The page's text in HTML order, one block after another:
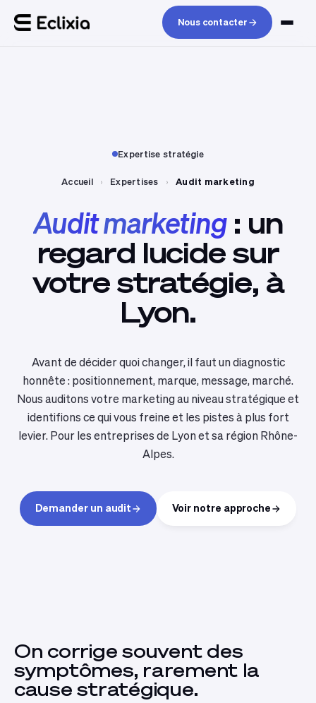
Nous contacter
Expertise stratégie
Accueil › Expertises › Audit marketing
Auditmarketing : un
regard lucide sur
votre stratégie, à
Lyon.
Avant de décider quoi changer, il faut un diagnostic
honnête : positionnement, marque, message, marché.
Nous auditons votre marketing au niveau stratégique et
identifions ce qui vous freine et les pistes à plus fort
levier. Pour les entreprises de Lyon et sa région Rhône-
Alpes.
Demander un audit Voir notre approche
On corrige souvent des
symptômes, rarement la
cause stratégique.